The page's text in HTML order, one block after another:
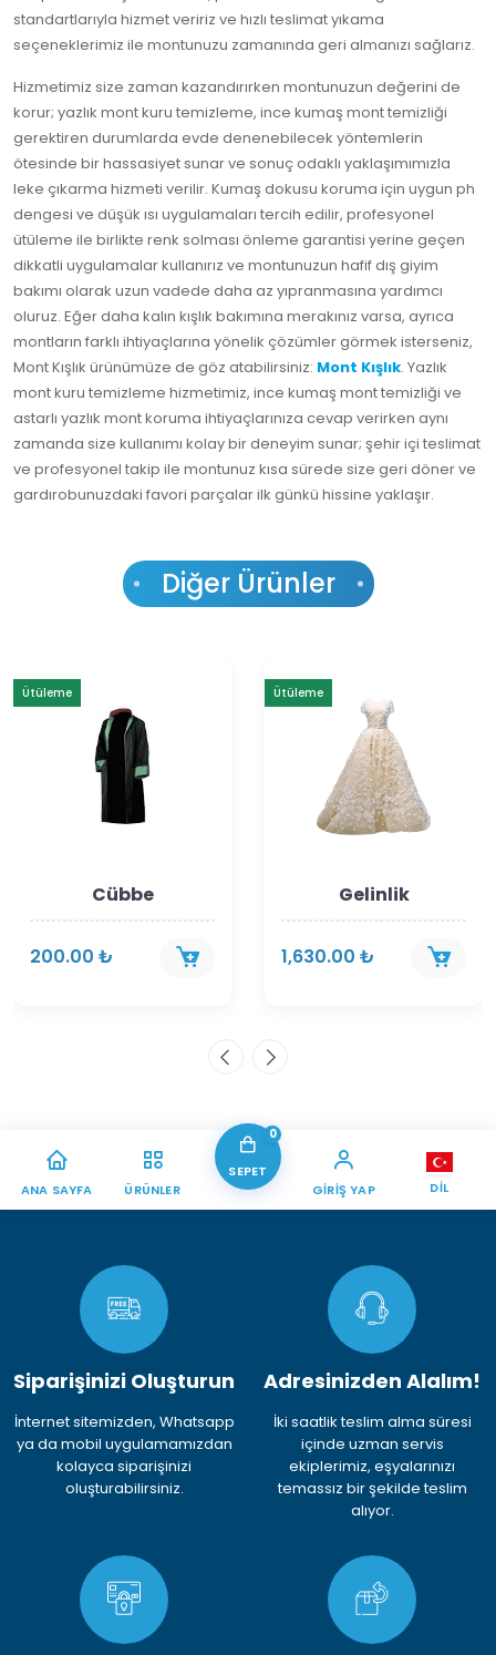
standartlarıyla hizmet veririz ve hızlı teslimat yıkama
seçeneklerimiz ile montunuzu zamanında geri almanızı sağlarız.
Hizmetimiz size zaman kazandırırken montunuzun değerini de
korur; yazlık mont kuru temizleme, ince kumaş mont temizliği
gerektiren durumlarda evde denenebilecek yöntemlerin
ötesinde bir hassasiyet sunar ve sonuç odaklı yaklaşımımızla
leke çıkarma hizmeti verilir. Kumaş dokusu koruma için uygun ph
dengesi ve düşük ısı uygulamaları tercih edilir, profesyonel
ütüleme ile birlikte renk solması önleme garantisi yerine geçen
dikkatli uygulamalar kullanırız ve montunuzun hafif dış giyim
bakımı olarak uzun vadede daha az yıpranmasına yardımcı
oluruz. Eğer daha kalın kışlık bakımına merakınız varsa, ayrıca
montların farklı ihtiyaçlarına yönelik çözümler görmek isterseniz,
Mont Kışlık ürünümüze de göz atabilirsiniz: Mont Kışlık. Yazlık
mont kuru temizleme hizmetimiz, ince kumaş mont temizliği ve
astarlı yazlık mont koruma ihtiyaçlarınıza cevap verirken aynı
zamanda size kullanımı kolay bir deneyim sunar; şehir içi teslimat
ve profesyonel takip ile montunuz kısa sürede size geri döner ve
gardırobunuzdaki favori parçalar ilk günkü hissine yaklaşır.
Diğer Ürünler
Ütüleme
Cübbe
200.00 ₺
Ütüleme
Gelinlik
1,630.00 ₺
ANA SAYFA ÜRÜNLER
0
SEPET
GIRIŞ YAP
DIL
Siparişinizi Oluşturun
İnternet sitemizden, Whatsapp
ya da mobil uygulamamızdan
kolayca siparişinizi
oluşturabilirsiniz.
Adresinizden Alalım!
İki saatlik teslim alma süresi
içinde uzman servis
ekiplerimiz, eşyalarınızı
temassız bir şekilde teslim
alıyor.